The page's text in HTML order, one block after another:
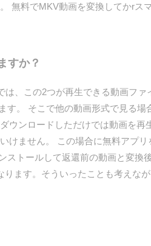
無料でMKV動画を変換してかrス
すか？
、この2つが再生できる動画ファ
。 そこで他の動画形式で見る場
ウンロードしただけでは動画を再
けません。 この場合に無料アプ
ストールして返還前の動画と変換
ます。そういったことも考えな